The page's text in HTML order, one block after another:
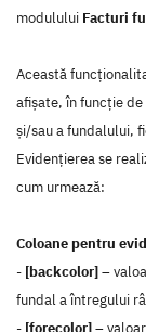
modulului Facturi
Această
afișate, în funcție
și/sau a fundalului,
Evidențierea se
cum urmează:
Coloane pentru
- [backcolor]–
fundal a întregului
- [forecolor]–